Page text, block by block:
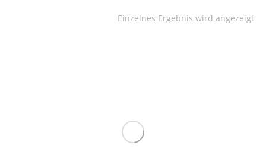
Einzelnes Ergebnis wird angezeigt